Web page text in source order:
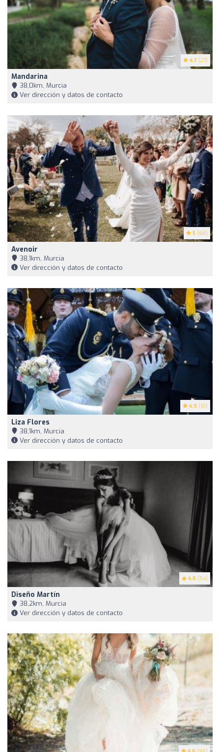
4.7 (27)
Mandarina
38,0km, Murcia
Ver dirección y datos de contacto
5 (68)
Avenoir
38,1km, Murcia
Ver dirección y datos de contacto
4.9 (10)
Liza Flores
38,1km, Murcia
Ver dirección y datos de contacto
4.8 (54)
Diseño Martín
38,2km, Murcia
Ver dirección y datos de contacto